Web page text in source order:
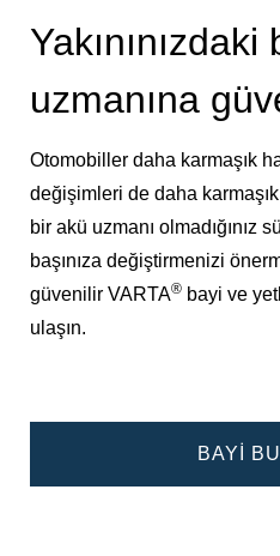
Yakınınızdaki
uzmanına
Otomobiller daha karmaşık
değişimleri de daha
bir akü uzmanı olmadığınız
başınıza değiştirmenizi
güvenilir VARTA® bayi ve
ulaşın.
BAYI